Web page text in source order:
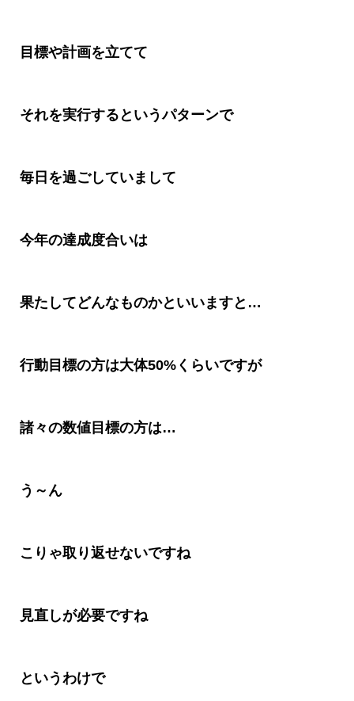
目標や計画を立てて
それを実行するというパターンで
毎日を過ごしていまして
今年の達成度合いは
果たしてどんなものかといいますと …
行動目標の方は大体50%くらいですが
諸々の数値目標の方は…
う～ん
こりゃ取り返せないですね
見直しが必要ですね
というわけで